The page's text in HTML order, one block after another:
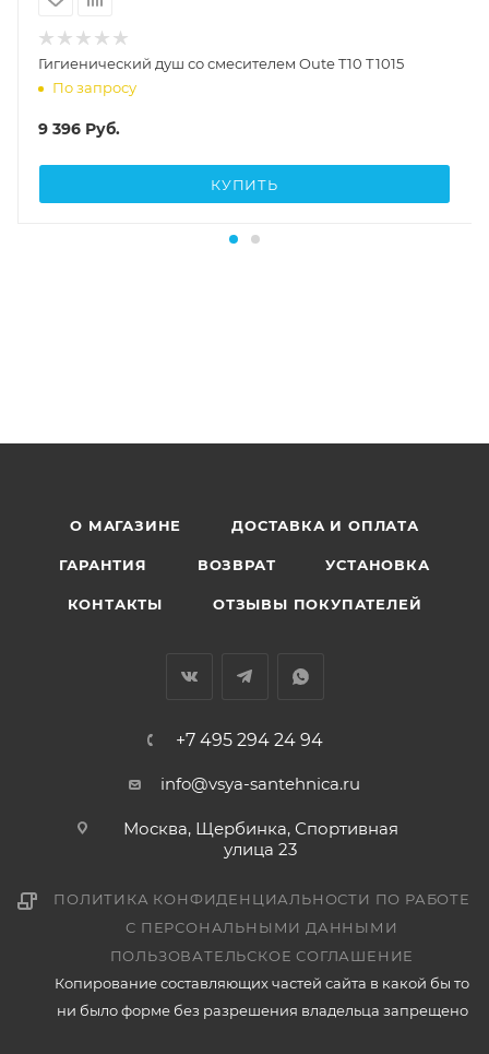
Гигиенический душ со смесителем Oute T10 Т1015
По запросу
9 396 Руб.
КУПИТЬ
О МАГАЗИНЕ ДОСТАВКА И ОПЛАТА
ГАРАНТИЯ ВОЗВРАТ УСТАНОВКА
КОНТАКТЫ ОТЗЫВЫ ПОКУПАТЕЛЕЙ
+7 495 294 24 94
info@vsya-santehnica.ru
Москва, Щербинка, Спортивная
улица 23
ПОЛИТИКА КОНФИДЕНЦИАЛЬНОСТИ ПО РАБОТЕ
С ПЕРСОНАЛЬНЫМИ ДАННЫМИ
ПОЛЬЗОВАТЕЛЬСКОЕ СОГЛАШЕНИЕ
Копирование составляющих частей сайта в какой бы то
ни было форме без разрешения владельца запрещено